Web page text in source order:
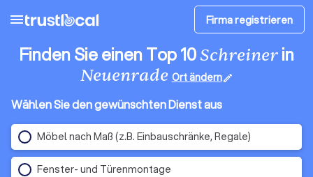
menu Firma registrieren
Finden Sie einen Top 10Schreinerin
Neuenrade Ort ändernedit
Wählen Sie den gewünschten Dienst aus
Möbel nach Maß (z.B. Einbauschränke, Regale)
Fenster- und Türenmontage